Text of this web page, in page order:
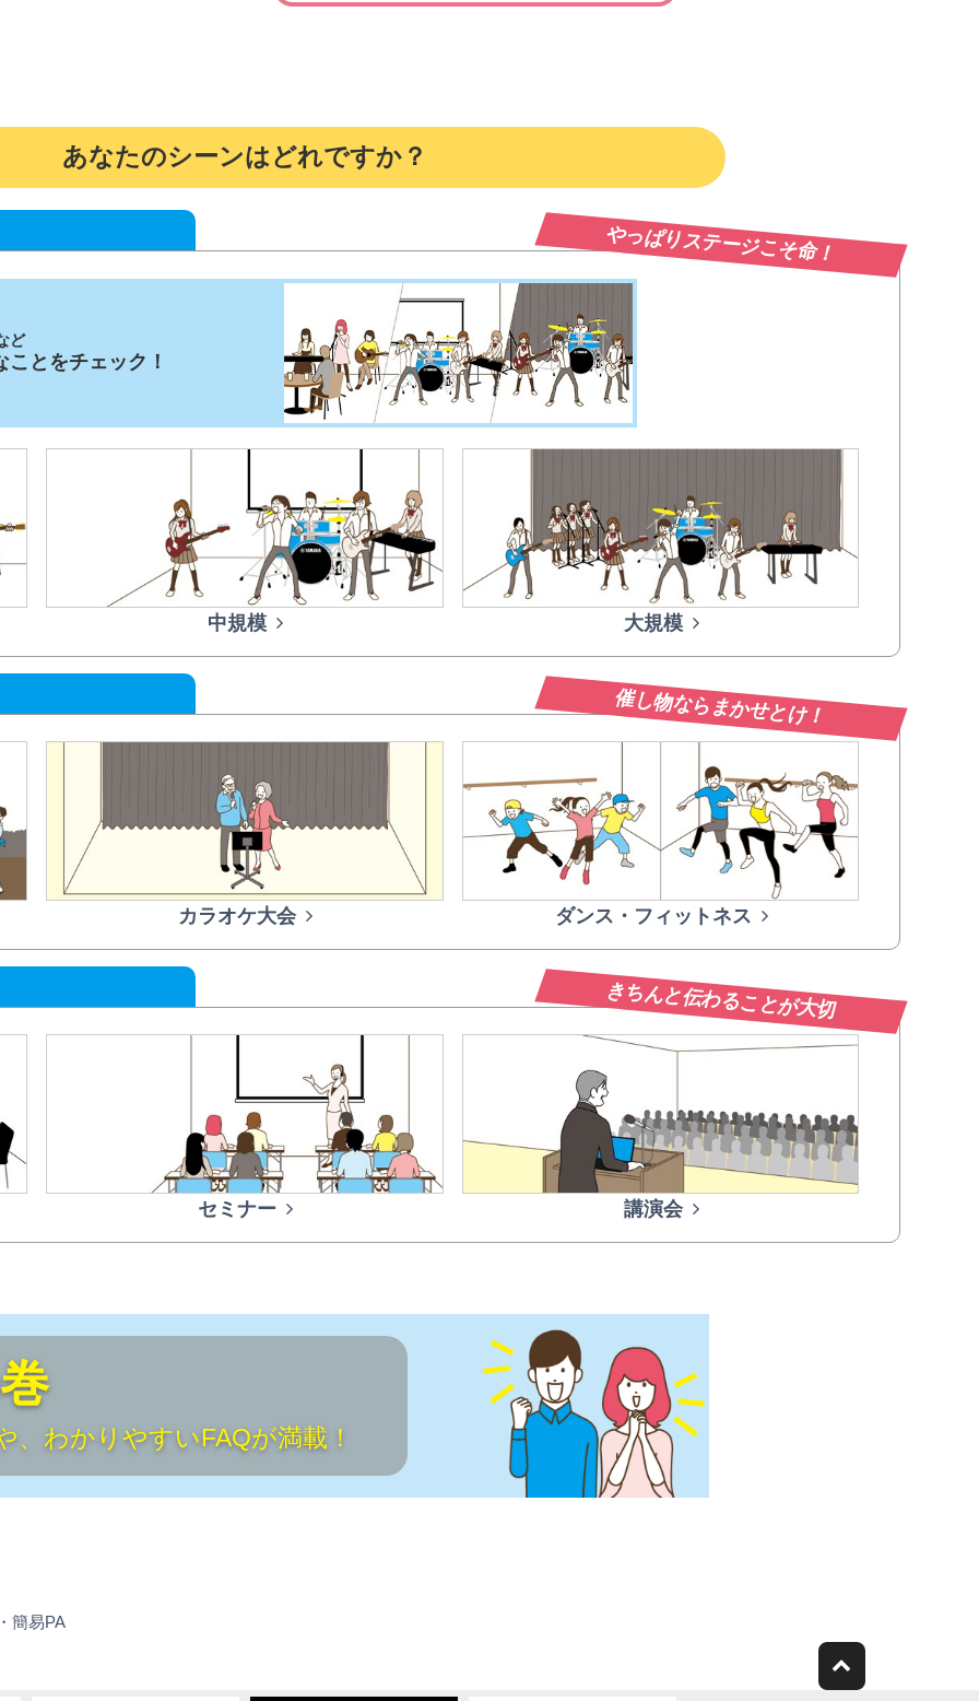
あなたのシーンはどれですか？
やっぱりステージこそ命！
ど
とをチェック！
中規模 大規模
催し物ならまかせとけ！
カラオケ大会 ダンス・フィットネス
きちんと伝わることが大切
セミナー 講演会
、わかりやすいFAQが満載！
簡易PA